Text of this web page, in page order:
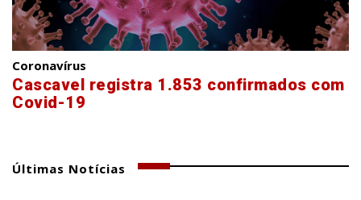
Coronavírus
Cascavel registra 1.853 confirmados com
Covid-19
Últimas Notícias